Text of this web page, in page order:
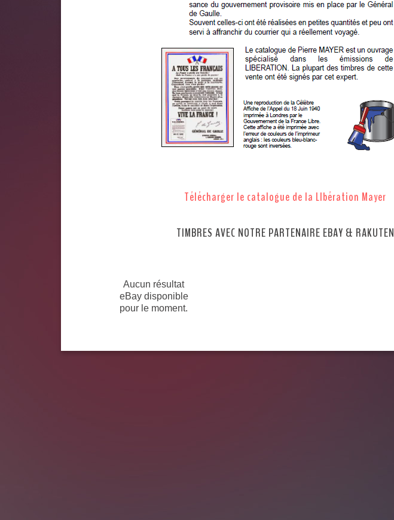
Télécharger le catalogue de la LIbération Mayer
TIMBRES AVEC NOTRE PARTENAIRE EBAY & RAKUTEN
Aucun résultat
eBay disponible
pour le moment.